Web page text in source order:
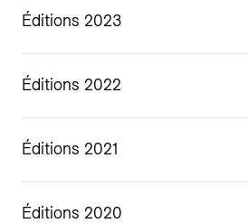
Éditions 2023
Éditions 2022
Éditions 2021
Éditions 2020